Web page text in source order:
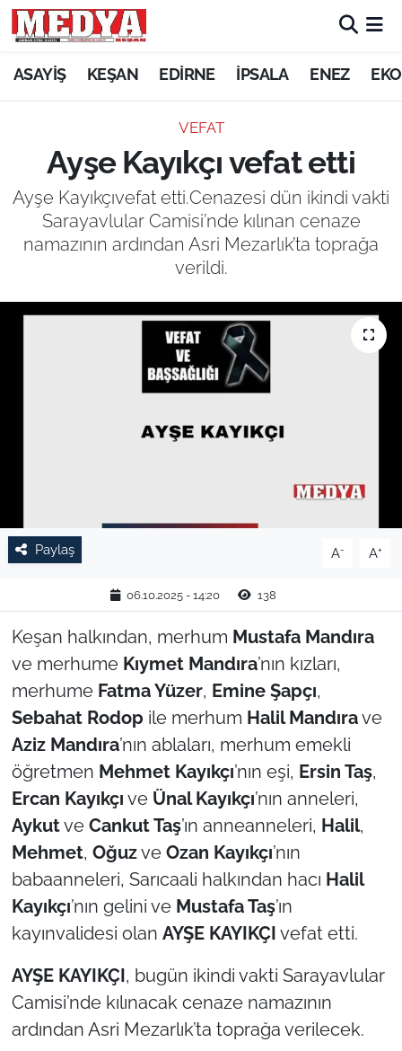
ASAYİŞ KEŞAN EDİRNE İPSALA ENEZ
VEFAT
Ayşe Kayıkçı vefat etti
Ayşe Kayıkçıvefat etti.Cenazesi dün ikindi vakti
Sarayavlular Camisi’nde kılınan cenaze
namazının ardından Asri Mezarlık’ta toprağa
verildi.
Paylaş A- A+
06.10.2025 - 14:20 138
Keşan halkından, merhum Mustafa Mandıra
ve merhume Kıymet Mandıra’nın kızları,
merhume Fatma Yüzer, Emine Şapçı,
Sebahat Rodop ile merhum Halil Mandırave
Aziz Mandıra’nın ablaları, merhum emekli
öğretmen Mehmet Kayıkçı’nın eşi, Ersin Taş,
Ercan Kayıkçı ve Ünal Kayıkçı’nın anneleri,
Aykutve Cankut Taş’ın anneanneleri, Halil,
Mehmet, Oğuzve Ozan Kayıkçı’nın
babaanneleri, Sarıcaali halkından hacı Halil
Kayıkçı’nın gelini ve Mustafa Taş’ın
kayınvalidesi olan AYŞE KAYIKÇI vefat etti.
AYŞE KAYIKÇI, bugün ikindi vakti Sarayavlular
Camisi’nde kılınacak cenaze namazının
ardından Asri Mezarlık’ta toprağa verilecek.
KEŞAN
ASAYİŞ
SİYASET
GÜNDEM
EKONOMİ
TARIM VE HAYVANCILIK
RESMİ İLAN
EDİRNE
TEKİRDAĞ
KIRKLARELİ
ÇANAKKALE
TÜRKİYE
Güvenlik
Genel
Politika